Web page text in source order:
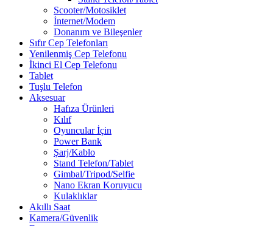
Scooter/Motosiklet
İnternet/Modem
Donanım ve Bileşenler
Sıfır Cep Telefonları
Yenilenmiş Cep Telefonu
İkinci El Cep Telefonu
Tablet
Tuşlu Telefon
Aksesuar
Hafıza Ürünleri
Kılıf
Oyuncular İçin
Power Bank
Şarj/Kablo
Stand Telefon/Tablet
Gimbal/Tripod/Selfie
Nano Ekran Koruyucu
Kulaklıklar
Akıllı Saat
Kamera/Güvenlik